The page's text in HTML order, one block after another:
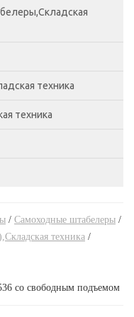
техника
техника
техника
/ Самоходные штабелеры /
техника /
со свободным подъемом